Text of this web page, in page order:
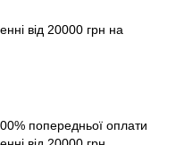
від 20000 грн на
попередньої оплати